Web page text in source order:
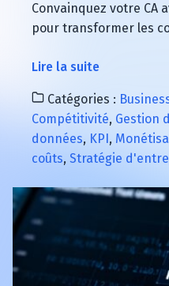
Convainquez votre CA
pour transformer les
Lire la suiteà
de
Conseil
:
un
pour
démontrer
Catégories :
Compétitivité, Gestion
données, KPI,
coûts, Stratégie